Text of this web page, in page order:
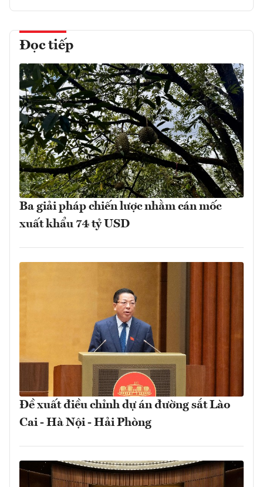
Đọc tiếp
Ba giải pháp chiến lược nhằm cán mốc
xuất khẩu 74 tỷ USD
Đề xuất điều chỉnh dự án đường sắt Lào
Cai - Hà Nội - Hải Phòng